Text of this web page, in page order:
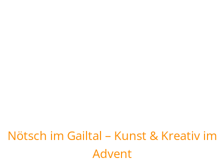
Nötsch im Gailtal – Kunst & Kreativ im
Advent